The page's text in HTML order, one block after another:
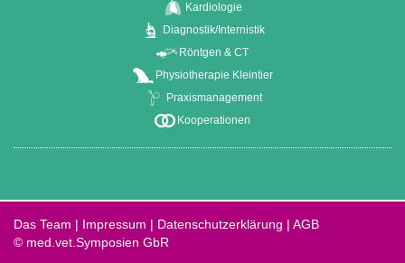
Kardiologie
Diagnostik/Internistik
Röntgen & CT
Physiotherapie Kleintier
Praxismanagement
Kooperationen
Das Team | Impressum | Datenschutzerklärung | AGB
© med.vet.Symposien GbR